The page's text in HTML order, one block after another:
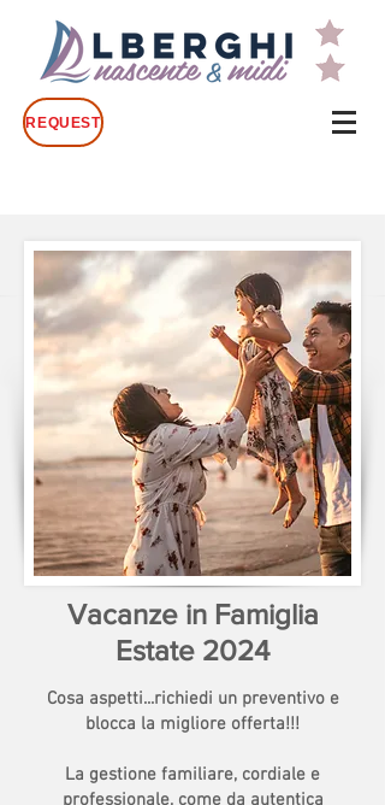
REQUEST
Vacanze in Famiglia
Estate 2024
Cosa aspetti...richiedi un preventivo e
blocca la migliore offerta!!!
La gestione familiare, cordiale e
professionale, come da autentica